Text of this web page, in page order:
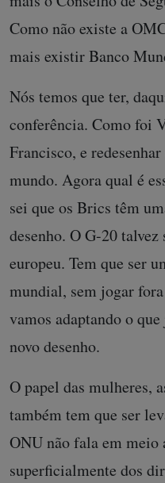
Como não existe a
mais existir Banco
Nós temos que ter,
conferência. Como foi
Francisco, e
mundo. Agora qual é
sei que os Brics têm
desenho. O G-20
europeu. Tem que ser
mundial, sem jogar
vamos adaptando o
novo desenho.
O papel das mulheres,
também tem que ser
ONU não fala em meio
superficialmente dos